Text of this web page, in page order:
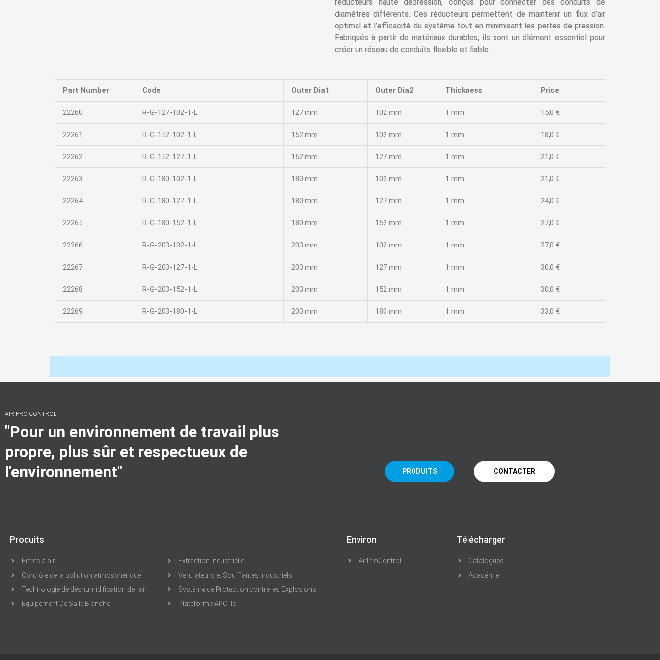
réducteurs haute dépression, conçus pour connecter des conduits de
diamètres différents. Ces réducteurs permettent de maintenir un flux d’air
optimal et l’efficacité du système tout en minimisant les pertes de pression.
Fabriqués à partir de matériaux durables, ils sont un élément essentiel pour
créer un réseau de conduits flexible et fiable.
Part Number Code Outer Dia1 Outer Dia2 Thickness Price
22260 R-G-127-102-1-L 127 mm 102 mm 1 mm 15,0 €
22261 R-G-152-102-1-L 152 mm 102 mm 1 mm 18,0 €
22262 R-G-152-127-1-L 152 mm 127 mm 1 mm 21,0 €
22263 R-G-180-102-1-L 180 mm 102 mm 1 mm 21,0 €
22264 R-G-180-127-1-L 180 mm 127 mm 1 mm 24,0 €
22265 R-G-180-152-1-L 180 mm 152 mm 1 mm 27,0 €
22266 R-G-203-102-1-L 203 mm 102 mm 1 mm 27,0 €
22267 R-G-203-127-1-L 203 mm 127 mm 1 mm 30,0 €
22268 R-G-203-152-1-L 203 mm 152 mm 1 mm 30,0 €
22269 R-G-203-180-1-L 203 mm 180 mm 1 mm 33,0 €
AIR PRO CONTROL
"Pour un environnement de travail plus
propre, plus sûr et respectueux de
l'environnement"
PRODUITS CONTACTER
Produits
Filtres à air
Contrôle de la pollution atmosphérique
Technologie de déshumidification de l'air
Equipement De Salle Blanche
Extraction Industrielle
Ventilateurs et Soufflantes Industriels
Système de Protection contre les Explosions
Plateforme APC-IIoT
Environ
AirProControl
Télécharger
Catalogues
Académie